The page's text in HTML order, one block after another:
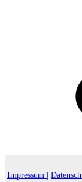
Impressum |